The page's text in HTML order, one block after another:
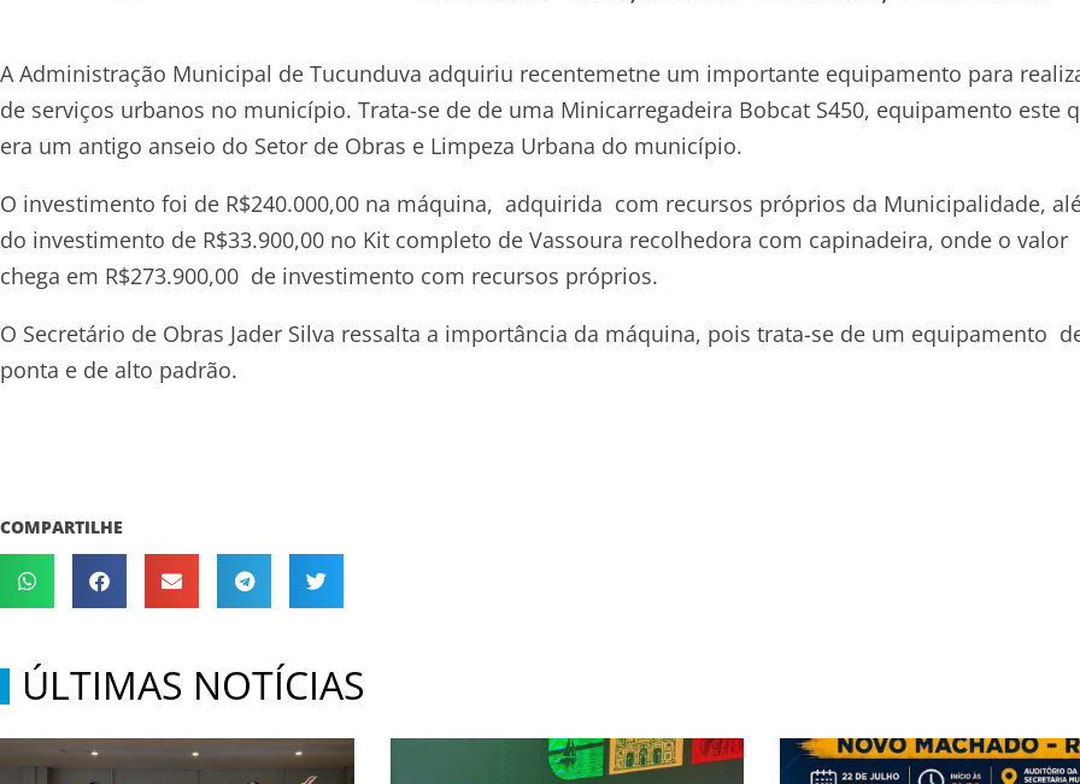
A Administração Municipal de Tucunduva adquiriu recentemetne um importante equipamento para
de serviços urbanos no município. Trata-se de de uma Minicarregadeira Bobcat S450, equipamento este
era um antigo anseio do Setor de Obras e Limpeza Urbana do município.
O investimento foi de R$240.000,00 na máquina, adquirida com recursos próprios da Municipalidade,
do investimento de R$33.900,00 no Kit completo de Vassoura recolhedora com capinadeira, onde o valor
chega em R$273.900,00 de investimento com recursos próprios.
O Secretário de Obras Jader Silva ressalta a importância da máquina, pois trata-se de um equipamento
ponta e de alto padrão.
COMPARTILHE
ÚLTIMAS NOTÍCIAS